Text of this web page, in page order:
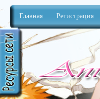
Главная Регистрация
Anime